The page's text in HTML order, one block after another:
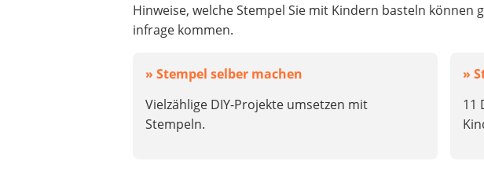
Hinweise, welche Stempel Sie mit Kindern basteln können
infrage kommen.
» Stempel selber machen
Vielzählige DIY-Projekte umsetzen mit
Stempeln.
»
11